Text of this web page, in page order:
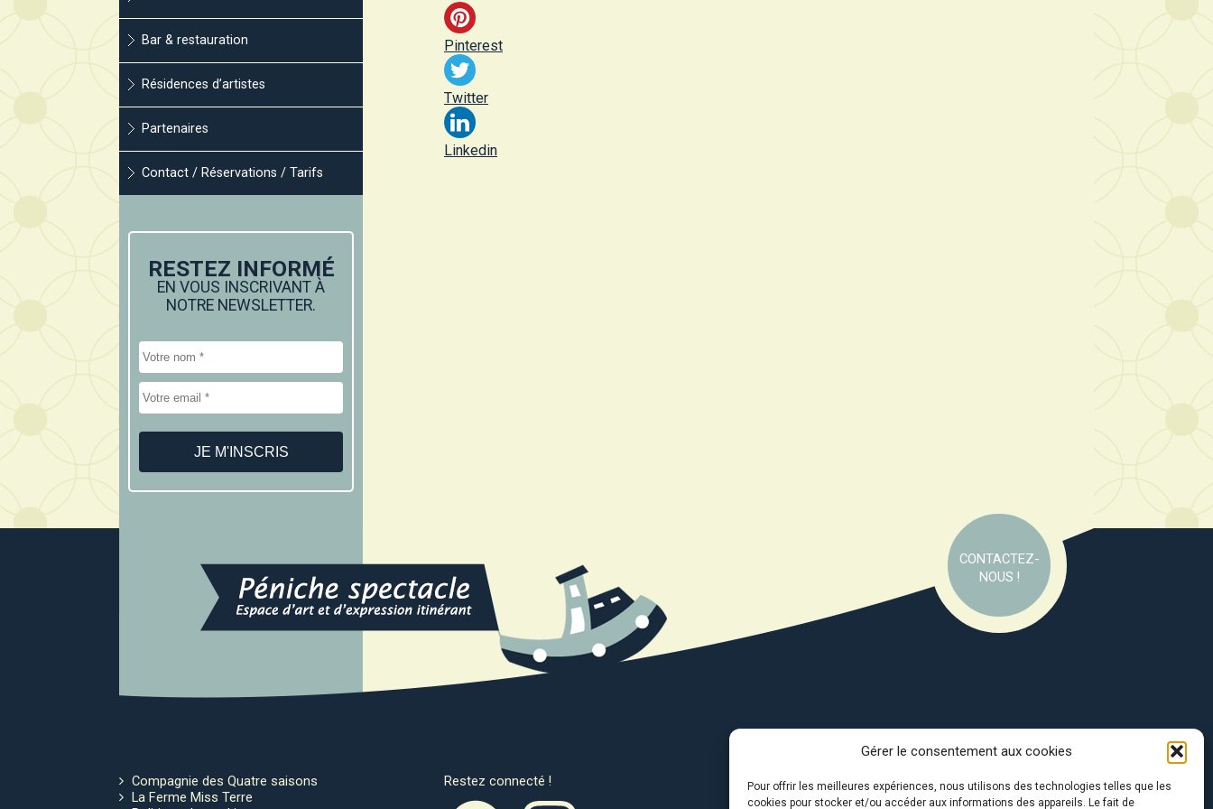
Gérer le consentement aux cookies
Pour offrir les meilleures expériences, nous utilisons des technologies telles que les
cookies pour stocker et/ou accéder aux informations des appareils. Le fait de
Bar & restauration
Résidences d’artistes
Partenaires
Contact / Réservations / Tarifs
RESTEZ INFORMÉ
EN VOUS INSCRIVANT À
NOTRE NEWSLETTER.
Pinterest
Twitter
Linkedin
CONTACTEZ-
NOUS !
Compagnie des Quatre saisons
La Ferme Miss Terre
Restez connecté ! Avec le soutien de :